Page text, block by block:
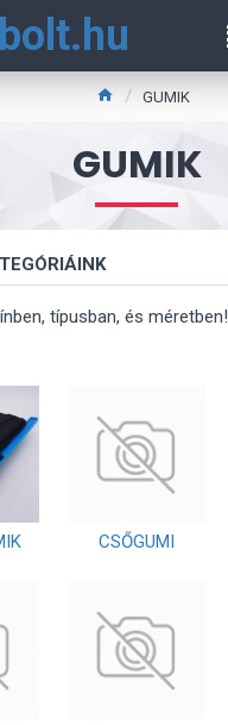
GUMIK
GUMIK
típusban, és méretben!
CSŐGUMI